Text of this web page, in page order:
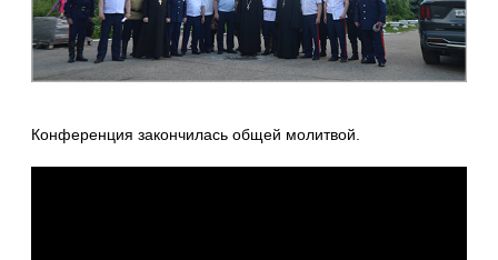
Конференция закончилась общей молитвой.